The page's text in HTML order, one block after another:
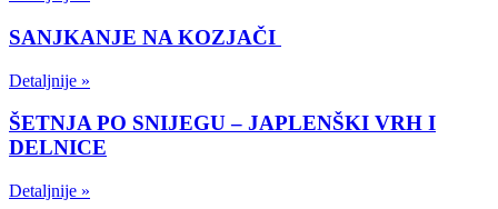
SANJKANJE NA KOZJAČI
Detaljnije »
ŠETNJA PO SNIJEGU – JAPLENŠKI VRH I
DELNICE
Detaljnije »